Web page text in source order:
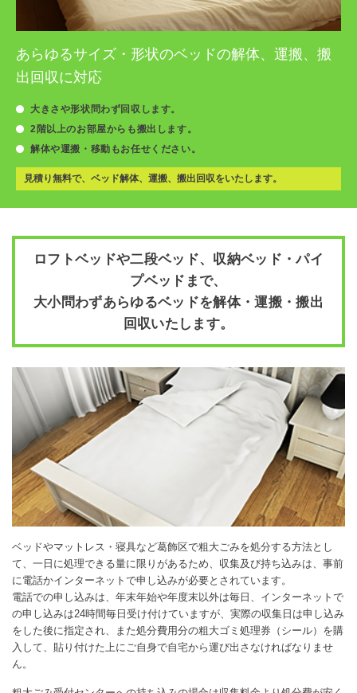
あらゆるサイズ・形状のベッドの解体、運搬、搬
出回収に対応
大きさや形状問わず回収します。
2階以上のお部屋からも搬出します。
解体や運搬・移動もお任せください。
見積り無料で、ベッド解体、運搬、搬出回収をいたします。
ロフトベッドや二段ベッド、収納ベッド・パイ
プベッドまで、
大小問わずあらゆるベッドを解体・運搬・搬出
回収いたします。
ベッドやマットレス・寝具など葛飾区で粗大ごみを処分する方法とし
て、一日に処理できる量に限りがあるため、収集及び持ち込みは、事前
に電話かインターネットで申し込みが必要とされています。
電話での申し込みは、年末年始や年度末以外は毎日、インターネットで
の申し込みは24時間毎日受け付けていますが、実際の収集日は申し込み
をした後に指定され、また処分費用分の粗大ゴミ処理券（シール）を購
入して、貼り付けた上にご自身で自宅から運び出さなければなりませ
ん。